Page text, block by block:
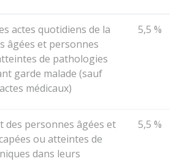
actes quotidiens de la
âgées et personnes
de pathologies
garde malade (sauf
médicaux)
5,5 %
des personnes âgées et
ou atteintes de
dans leurs
5,5 %